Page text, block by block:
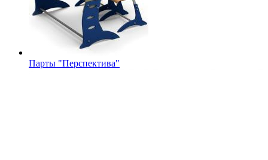
Парты "Перспектива"